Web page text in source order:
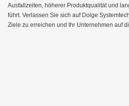
Ausfallzeiten, höherer Produktqualität und
führt. Verlassen Sie sich auf Dolge
Ziele zu erreichen und Ihr Unternehmen auf